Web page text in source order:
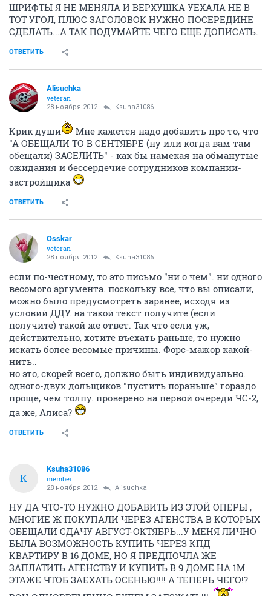
ШРИФТЫ Я НЕ МЕНЯЛА И ВЕРХУШКА УЕХАЛА НЕ В
ТОТ УГОЛ, ПЛЮС ЗАГОЛОВОК НУЖНО ПОСЕРЕДИНЕ
СДЕЛАТЬ...А ТАК ПОДУМАЙТЕ ЧЕГО ЕЩЕ ДОПИСАТЬ.
ОТВЕТИТЬ
Alisuchka
veteran
28 ноября 2012 Ksuha31086
Крик души
Мне кажется надо добавить про то, что
"А ОБЕЩАЛИ ТО В СЕНТЯБРЕ (ну или когда вам там
обещали) ЗАСЕЛИТЬ" - как бы намекая на обманутые
ожидания и бессердечие сотрудников компании-
застройщика
ОТВЕТИТЬ
Osskar
veteran
28 ноября 2012 Ksuha31086
если по-честному, то это письмо "ни о чем". ни одного
весомого аргумента. поскольку все, что вы описали,
можно было предусмотреть заранее, исходя из
условий ДДУ. на такой текст получите (если
получите) такой же ответ. Так что если уж,
действительно, хотите въехать раньше, то нужно
искать более весомые причины. Форс-мажор какой-
нить..
но это, скорей всего, должно быть индивидуально.
одного-двух дольщиков "пустить пораньше" гораздо
проще, чем толпу. проверено на первой очереди ЧС-2,
да же, Алиса?
ОТВЕТИТЬ
K
Ksuha31086
member
28 ноября 2012 Alisuchka
НУ ДА ЧТО-ТО НУЖНО ДОБАВИТЬ ИЗ ЭТОЙ ОПЕРЫ ,
МНОГИЕ Ж ПОКУПАЛИ ЧЕРЕЗ АГЕНСТВА В КОТОРЫХ
ОБЕЩАЛИ СДАЧУ АВГУСТ-ОКТЯБРЬ...У МЕНЯ ЛИЧНО
БЫЛА ВОЗМОЖНОСТЬ КУПИТЬ ЧЕРЕЗ КПД
КВАРТИРУ В 16 ДОМЕ, НО Я ПРЕДПОЧЛА ЖЕ
ЗАПЛАТИТЬ АГЕНСТВУ И КУПИТЬ В 9 ДОМЕ НА 1М
ЭТАЖЕ ЧТОБ ЗАЕХАТЬ ОСЕНЬЮ!!!! А ТЕПЕРЬ ЧЕГО!?